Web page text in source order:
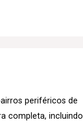
periféricos de
completa, incluindo